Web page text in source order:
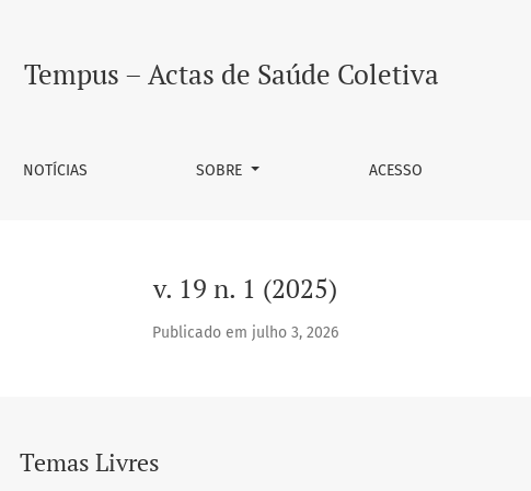
Tempus – Actas de Saúde Coletiva
NOTÍCIAS SOBRE ACESSO
v. 19 n. 1 (2025)
Publicado em julho 3, 2026
Temas Livres